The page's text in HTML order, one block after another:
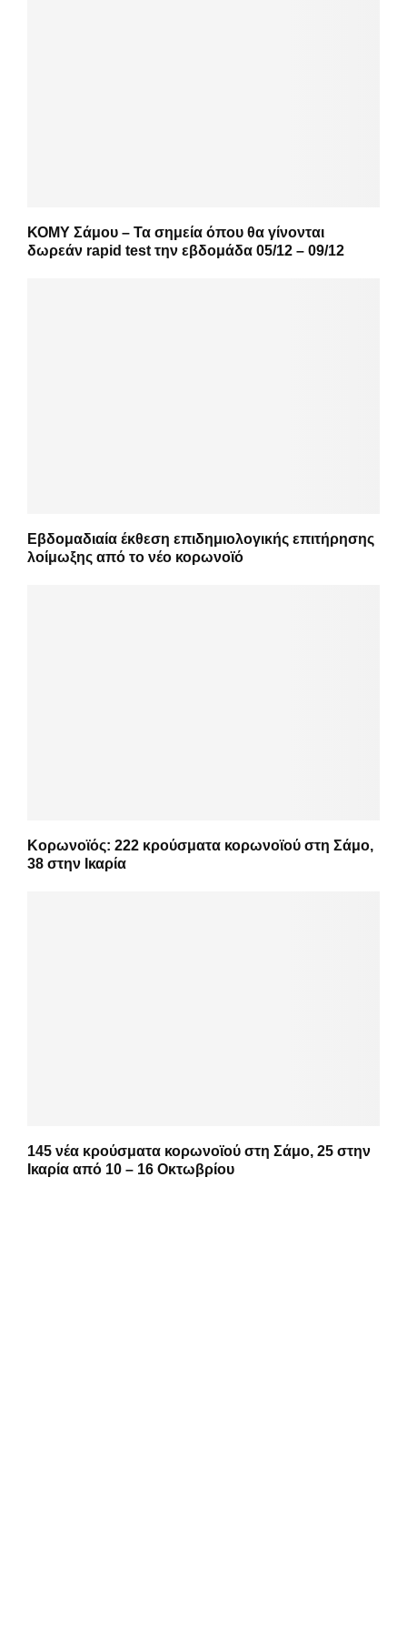
ΚΟΜΥ Σάμου – Τα σημεία όπου θα γίνονται
δωρεάν rapid test την εβδομάδα 05/12 – 09/12
Εβδομαδιαία έκθεση επιδημιολογικής επιτήρησης
λοίμωξης από το νέο κορωνοϊό
Κορωνοϊός: 222 κρούσματα κορωνοϊού στη Σάμο,
38 στην Ικαρία
145 νέα κρούσματα κορωνοϊού στη Σάμο, 25 στην
Ικαρία από 10 – 16 Οκτωβρίου